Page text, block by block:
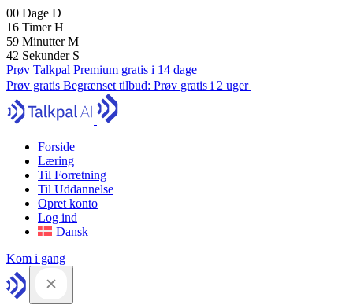
00 Dage D
16 TimerH
59 MinutterM
41 Sekunder S
Prøv Talkpal Premium gratis i 14 dage
Prøv gratis Begrænset tilbud: Prøv gratis i 2 uger
Forside
Læring
Til Forretning
Til Uddannelse
Opret konto
Log ind
Dansk
Kom i gang